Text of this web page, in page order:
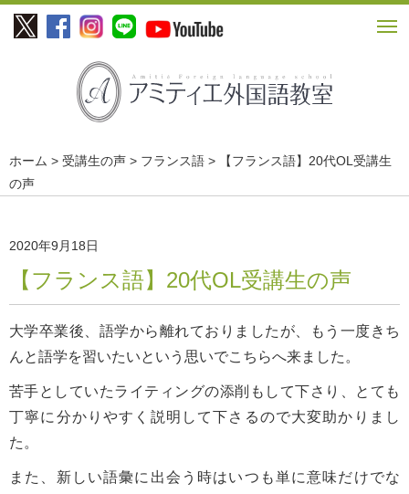
ホーム > 受講生の声 > フランス語 > 【フランス語】20代OL受講生
の声
2020年9月18日
【フランス語】20代OL受講生の声
大学卒業後、語学から離れておりましたが、もう一度きち
んと語学を習いたいという思いでこちらへ来ました。
苦手としていたライティングの添削もして下さり、とても
丁寧に分かりやすく説明して下さるので大変助かりまし
た。
また、新しい語彙に出会う時はいつも単に意味だけでな